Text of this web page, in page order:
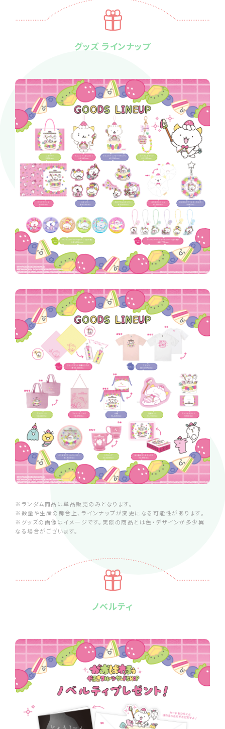
グッズ ラインナップ
※ランダム商品は単品販売のみとなります。
※数量や生産の都合上、ラインナップが変更になる可能性があります。
※グッズの画像はイメージです。実際の商品とは色・デザインが多少異
なる場合がございます。
ノベルティ